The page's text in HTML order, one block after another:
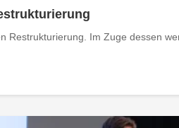
Restrukturierung. Im Zuge dessen